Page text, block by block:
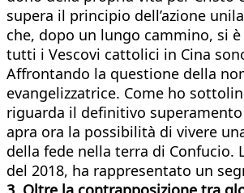
supera il principio dell’azione
che, dopo un lungo cammino, si
tutti i Vescovi cattolici in Cina
Affrontando la questione della
evangelizzatrice. Come ho
riguarda il definitivo superamento
apra ora la possibilità di vivere
della fede nella terra di Confucio.
del 2018, ha rappresentato un